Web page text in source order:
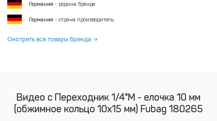
Германия - родина бренда
Германия - страна производитель
Смотреть все товары бренда
Видео с Переходник 1/4"M - елочка 10 мм
(обжимное кольцо 10х15 мм) Fubag 180265